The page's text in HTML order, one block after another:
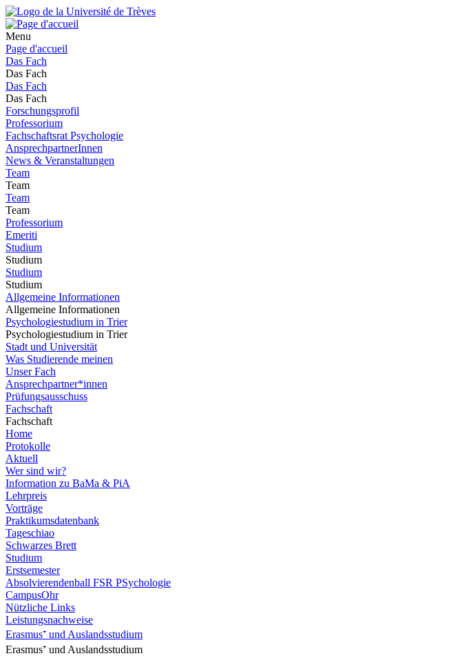
Menu
Page d'accueil
Das Fach
Das Fach
Das Fach
Das Fach
Forschungsprofil
Professorium
Fachschaftsrat Psychologie
AnsprechpartnerInnen
News & Veranstaltungen
Team
Team
Team
Team
Professorium
Emeriti
Studium
Studium
Studium
Studium
Allgemeine Informationen
Allgemeine Informationen
Psychologiestudium in Trier
Psychologiestudium in Trier
Stadt und Universität
Was Studierende meinen
Unser Fach
Ansprechpartner*innen
Prüfungsausschuss
Fachschaft
Fachschaft
Home
Protokolle
Aktuell
Wer sind wir?
Information zu BaMa & PiA
Lehrpreis
Vorträge
Praktikumsdatenbank
Tageschiao
Schwarzes Brett
Studium
Erstsemester
Absolvierendenball FSR PSychologie
CampusOhr
Nützliche Links
Leistungsnachweise
Erasmus⁺ und Auslandsstudium
Erasmus⁺ und Auslandsstudium